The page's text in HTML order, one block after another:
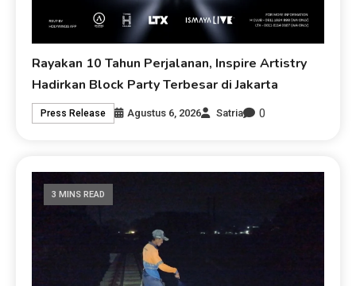
Rayakan 10 Tahun Perjalanan, Inspire Artistry
Hadirkan Block Party Terbesar di Jakarta
Press Release Agustus 6, 2026 Satria 0
3 MINS READ